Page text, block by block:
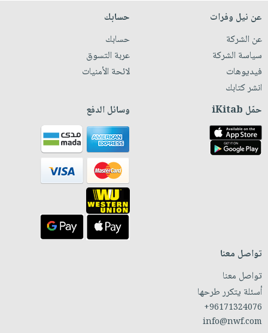
عن نيل وفرات
عن الشركة
سياسة الشركة
فيديوهات
انشر كتابك
حسابك
حسابك
عربة التسوق
لائحة الأمنيات
حمّل iKitab وسائل الدفع
تواصل معنا
تواصل معنا
أسئلة يتكرر طرحها
+96171324076
info@nwf.com